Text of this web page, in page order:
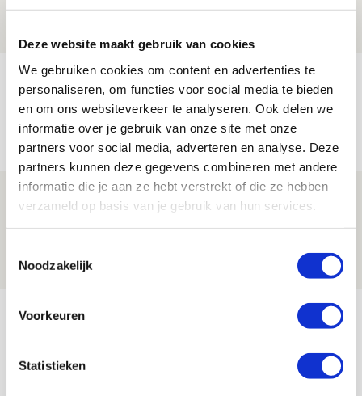
Deze website maakt gebruik van cookies
We gebruiken cookies om content en advertenties te
personaliseren, om functies voor social media te bieden
en om ons websiteverkeer te analyseren. Ook delen we
informatie over je gebruik van onze site met onze
partners voor social media, adverteren en analyse. Deze
partners kunnen deze gegevens combineren met andere
informatie die je aan ze hebt verstrekt of die ze hebben
verzameld op basis van je gebruik van hun services.
Noodzakelijk
Voorkeuren
Statistieken
08 AUGUSTUS 2026 - 12:32
Míchels elf: met welke formatie begin
jij aan nieuw eredivisieseizoen?
08 AUGUSTUS 2026 - 11:34
NIEUWS
Spelen bij Jong Ajax of Ajax 1? Dat
NIEUWS